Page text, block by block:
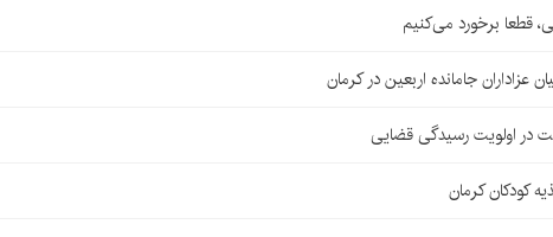
قطعا برخورد می‌کنیم
در اولویت رسیدگی قضایی
کودکان کرمان